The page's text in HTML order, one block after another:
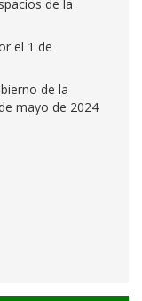
de la
el 1 de
de la
mayo de 2024